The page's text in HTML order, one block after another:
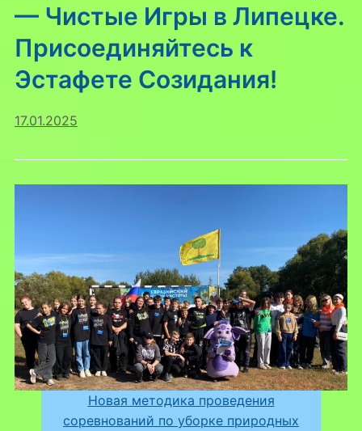
— Чистые Игры в Липецке.
Присоединяйтесь к
Эстафете Созидания!
17.01.2025
Новая методика проведения
соревнований по уборке природных